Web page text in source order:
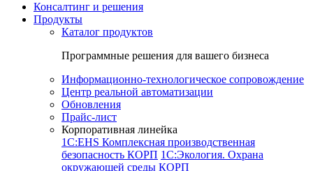
Консалтинг и решения
Продукты
Каталог продуктов
Программные решения для вашего бизнеса
Информационно-технологическое сопровождение
Центр реальной автоматизации
Обновления
Прайс-лист
Корпоративная линейка
1С:EHS Комплексная производственная
безопасность КОРП 1С:Экология. Охрана
окружающей среды КОРП